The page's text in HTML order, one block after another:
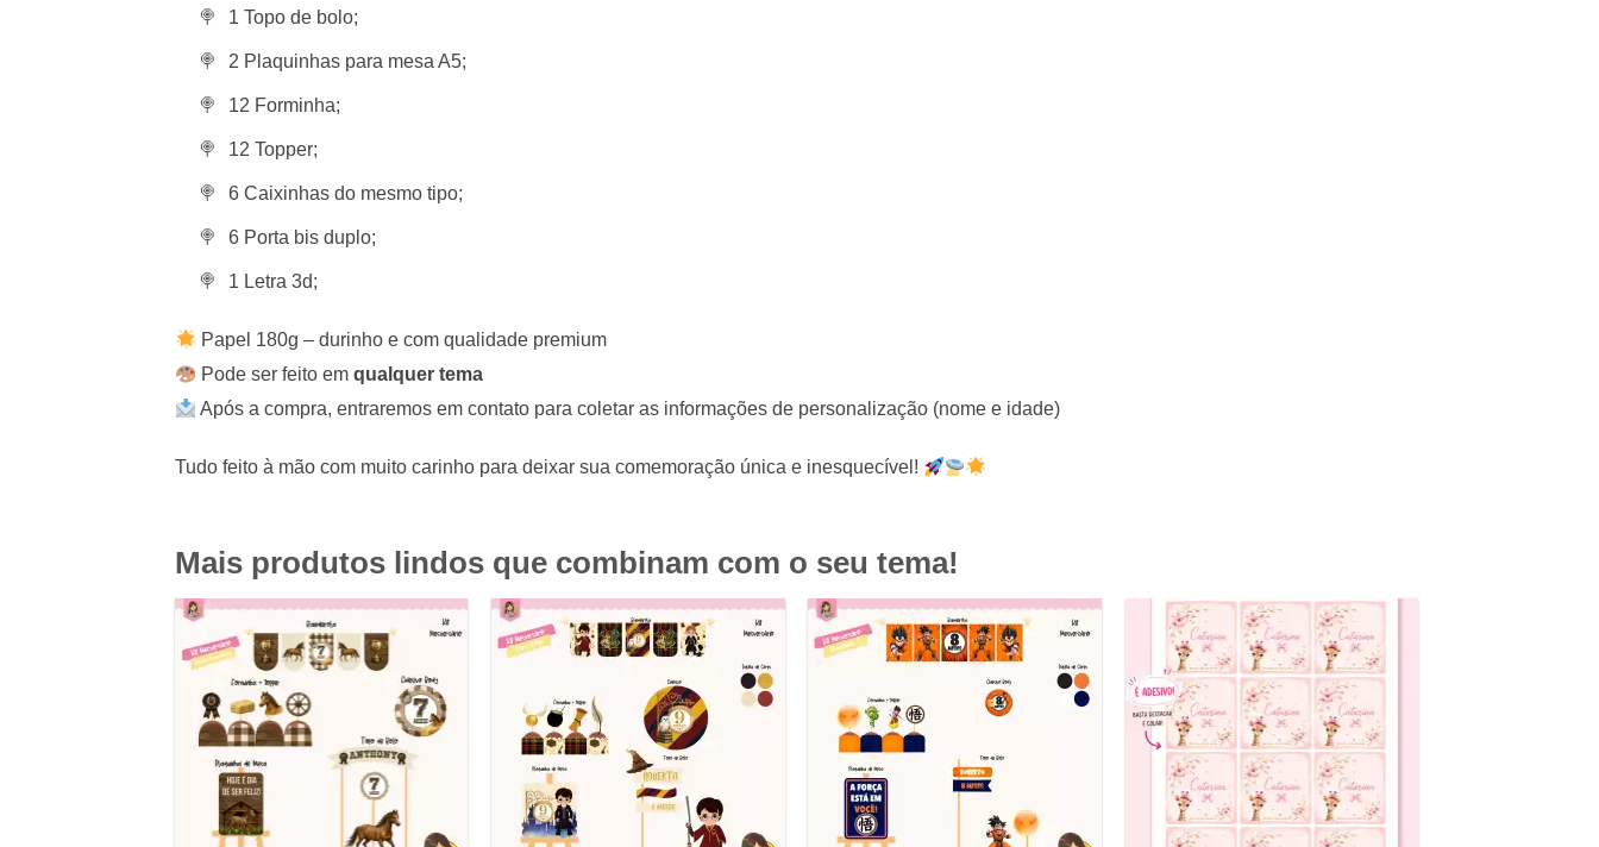
1 Topo de bolo;
2 Plaquinhas para mesa A5;
12 Forminha;
12 Topper;
6 Caixinhas do mesmo tipo;
6 Porta bis duplo;
1 Letra 3d;
Papel 180g – durinho e com qualidade premium
Pode ser feito em qualquer tema
Após a compra, entraremos em contato para coletar as informações de personalização (nome e idade)
Tudo feito à mão com muito carinho para deixar sua comemoração única e inesquecível!
Mais produtos lindos que combinam com o seu tema!